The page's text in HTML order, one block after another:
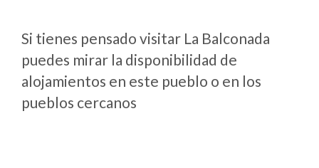
Si tienes pensado visitar La Balconada
puedes mirar la disponibilidad de
alojamientos en este pueblo o en los
pueblos cercanos